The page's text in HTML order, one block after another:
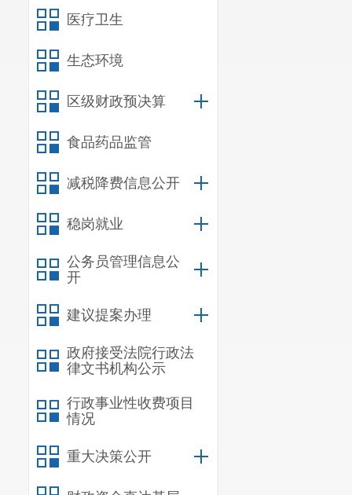
医疗卫生
生态环境
区级财政预决算
食品药品监管
减税降费信息公开
稳岗就业
公务员管理信息公
开
建议提案办理
政府接受法院行政法
律文书机构公示
行政事业性收费项目
情况
重大决策公开